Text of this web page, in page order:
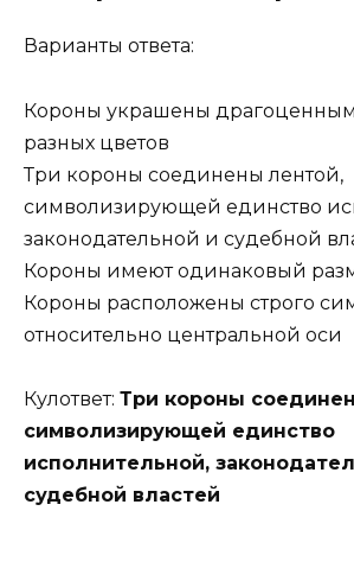
Варианты ответа:
Короны украшены
разных цветов
Три короны соединены лентой,
символизирующей единство
законодательной и судебной
Короны имеют одинаковый
Короны расположены строго
относительно центральной оси
Кулответ: Три короны
символизирующей единство
исполнительной,
судебной властей